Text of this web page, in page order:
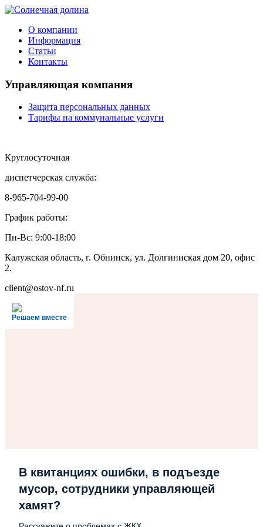
О компании
Информация
Статьи
Контакты
Управляющая компания
Защита персональных данных
Тарифы на коммунальные услуги
Круглосуточная
диспетчерская служба:
8-965-704-99-00
График работы:
Пн-Вс: 9:00-18:00
Калужская область, г. Обнинск, ул. Долгиниская дом 20, офис
2.
client@ostov-nf.ru
Решаем вместе
В квитанциях ошибки, в подъезде
мусор, сотрудники управляющей
хамят?